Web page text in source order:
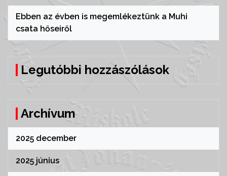
Ebben az évben is megemlékeztünk a Muhi
csata hőseiről
Legutóbbi hozzászólások
Archívum
2025 december
2025 június